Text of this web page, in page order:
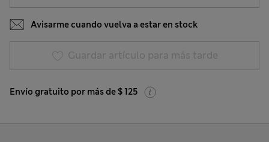
Avisarme cuando vuelva a estar en stock
Guardar artículo para más tarde
Envío gratuito por más de $ 125